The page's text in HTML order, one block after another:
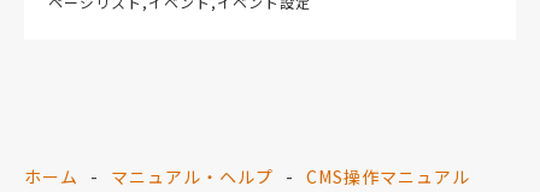
ホーム マニュアル・ヘルプ
CMS操作マニュアル